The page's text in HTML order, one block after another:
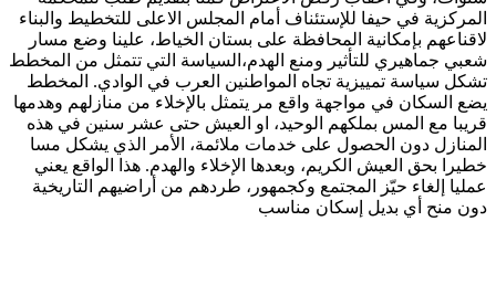
المركزية في حيفا للإستئناف أمام المجلس الاعلى للتخطيط والبناء
لاقناعهم بإمكانية المحافظة على بستان الخياط، علينا وضع مسار
شعبي جماهيري للتأثير ومنع الهدم،السياسة التي تتمثل من المخطط
تشكل سياسة تمييزية تجاه المواطنين العرب في الوادي. المخطط
يضع السكان في مواجهة واقع مر يتمثل بالإخلاء من منازلهم وهدمها
قريبا مع المس بملكهم الوحيد، او العيش حتى عشر سنين في هذه
المنازل دون الحصول على خدمات ملائمة، الأمر الذي يشكل مسا
خطيرا بحق العيش الكريم، وبعدها الإخلاء والهدم. هذا الواقع يعني
عمليا إلغاء حيّز المجتمع وكجمهور، طردهم من أراضيهم التاريخية
دون منح أي بديل إسكان مناسب